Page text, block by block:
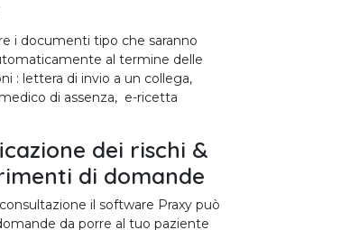
i documenti tipo che saranno
al termine delle
: lettera di invio a un collega,
di assenza, e-ricetta
dei rischi &
di domande
il software Praxy può
da porre al tuo paziente